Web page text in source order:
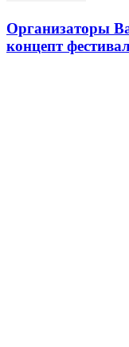
Организаторы
концепт